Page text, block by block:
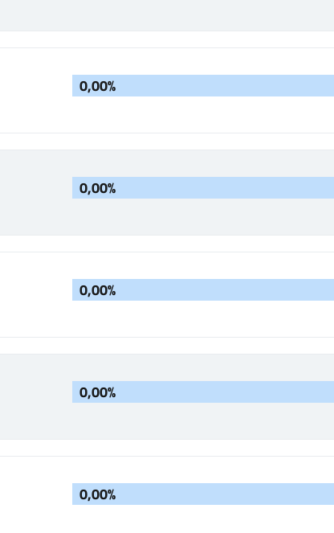
0,00%
0,00%
0,00%
0,00%
0,00%